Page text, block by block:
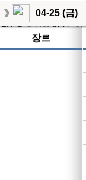
04-25 (금)
장르
작성된 기사가 없습니다.